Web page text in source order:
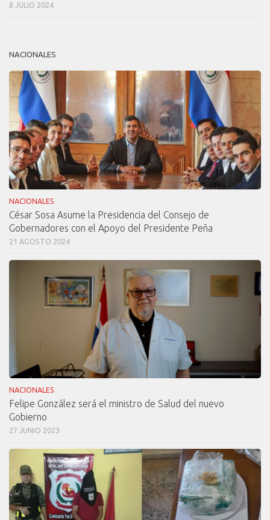
8 JULIO 2024
NACIONALES
NACIONALES
César Sosa Asume la Presidencia del Consejo de
Gobernadores con el Apoyo del Presidente Peña
21 AGOSTO 2024
NACIONALES
Felipe González será el ministro de Salud del nuevo
Gobierno
27 JUNIO 2023